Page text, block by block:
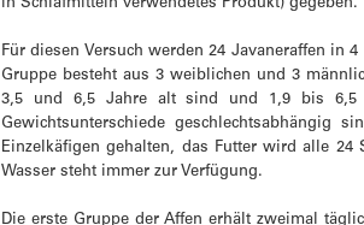
in Schlafmitteln verwendetes Produkt) gegeben.
Für diesen Versuch werden 24 Javaneraffen in
Gruppe besteht aus 3 weiblichen und 3
3,5 und 6,5 Jahre alt sind und 1,9 bis 6,5
Gewichtsunterschiede geschlechtsabhängig
Einzelkäfigen gehalten, das Futter wird alle 24
Wasser steht immer zur Verfügung.
Die erste Gruppe der Affen erhält zweimal